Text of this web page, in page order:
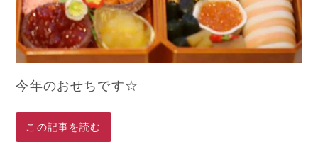
今年のおせちです☆
この記事を読む